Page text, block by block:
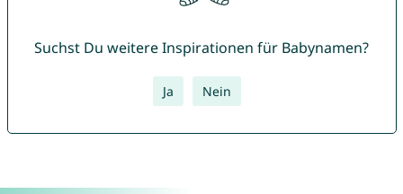
Suchst Du weitere Inspirationen für Babynamen?
Ja Nein